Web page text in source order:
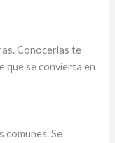
Conocerlas te
que se convierta en
comunes. Se